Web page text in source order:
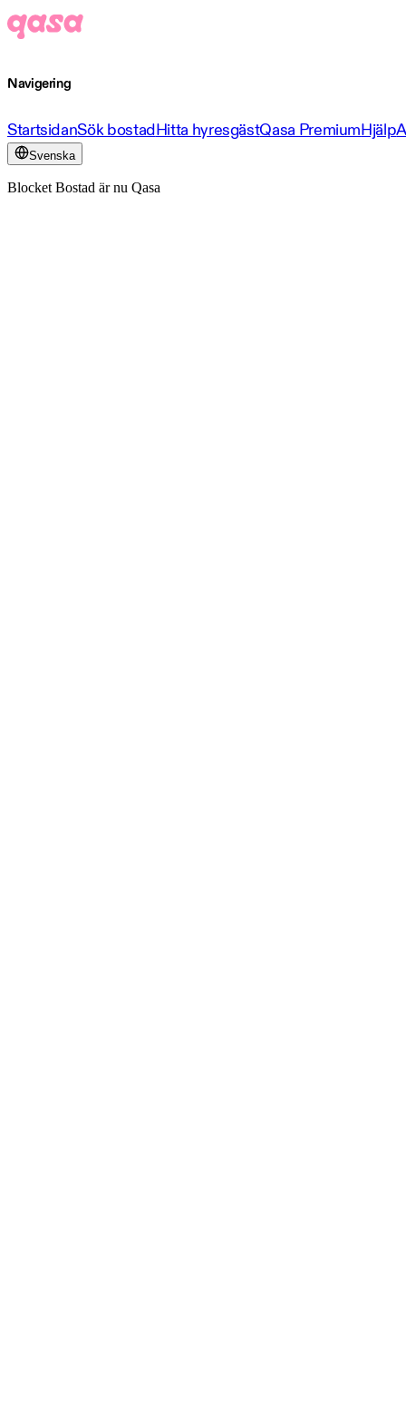
Navigering
StartsidanSök bostadHitta hyresgästQasa PremiumHjälp
Svenska
Blocket Bostad är nu Qasa